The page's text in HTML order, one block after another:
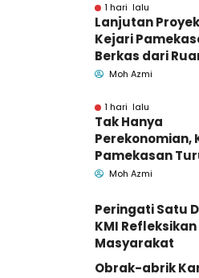
1 hari lalu
Lanjutan
Kejari
Berkas dari
Pemkab
Moh Azmi
1 hari lalu
Tak Hanya
Perekonomian,
Pamekasan
Geledah Ruang
Jasa
Moh Azmi
Peringati Satu
KMI
Masyarakat
Obrak-abrik